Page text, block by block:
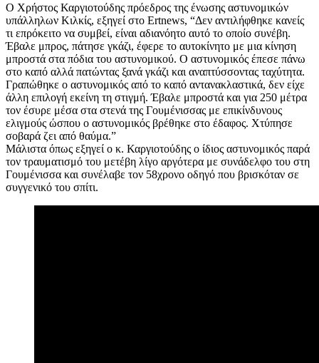
O Χρήστος Καργιοτούδης πρόεδρος της ένωσης αστυνομικών
υπάλληλων Κιλκίς, εξηγεί στο Ertnews, “Δεν αντιλήφθηκε κανείς
τι επρόκειτο να συμβεί, είναι αδιανόητο αυτό το οποίο συνέβη.
Έβαλε μπρος, πάτησε γκάζι, έφερε το αυτοκίνητο με μια κίνηση
μπροστά στα πόδια του αστυνομικού. Ο αστυνομικός έπεσε πάνω
στο καπό αλλά πατώντας ξανά γκάζι και αναπτύσσοντας ταχύτητα.
Γραπώθηκε ο αστυνομικός από το καπό αντανακλαστικά, δεν είχε
άλλη επιλογή εκείνη τη στιγμή. Έβαλε μπροστά και για 250 μέτρα
τον έσυρε μέσα στα στενά της Γουμένισσας με επικίνδυνους
ελιγμούς ώσπου ο αστυνομικός βρέθηκε στο έδαφος. Χτύπησε
σοβαρά ζει από θαύμα.”
Μάλιστα όπως εξηγεί ο κ. Καργιοτούδης ο ίδιος αστυνομικός παρά
τον τραυματισμό του μετέβη λίγο αργότερα με συνάδελφο του στη
Γουμένισσα και συνέλαβε τον 58χρονο οδηγό που βρισκόταν σε
συγγενικό του σπίτι.